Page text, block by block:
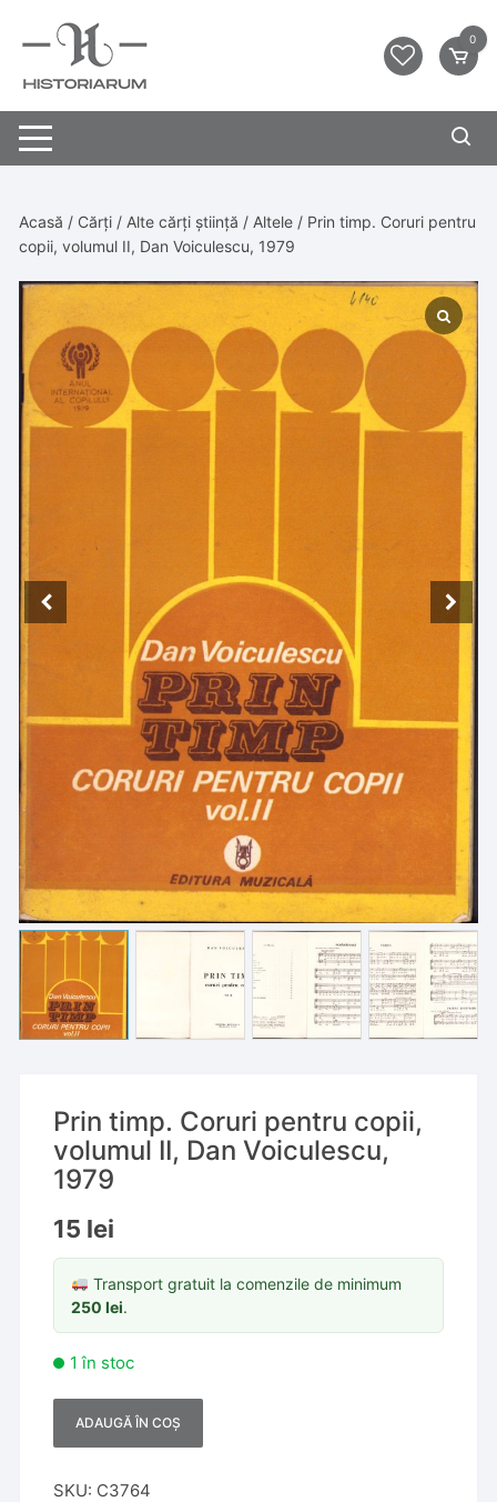
0
Acasă / Cărți / Alte cărți știință / Altele / Prin timp. Coruri pentru
copii, volumul II, Dan Voiculescu, 1979
Prin timp. Coruri pentru copii,
volumul II, Dan Voiculescu,
1979
15 lei
Transport gratuit la comenzile de minimum
250lei.
1 în stoc
ADAUGĂ ÎN COȘ
t
SKU: C3764